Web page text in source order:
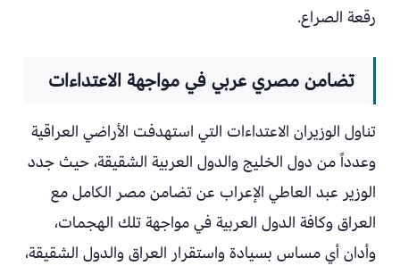
رقعة الصراع.
تضامن مصري عربي في مواجهة الاعتداءات
تناول الوزيران الاعتداءات التي استهدفت الأراضي العراقية
وعدداً من دول الخليج والدول العربية الشقيقة، حيث جدد
الوزير عبد العاطي الإعراب عن تضامن مصر الكامل مع
العراق وكافة الدول العربية في مواجهة تلك الهجمات،
وأدان أي مساس بسيادة واستقرار العراق والدول الشقيقة،